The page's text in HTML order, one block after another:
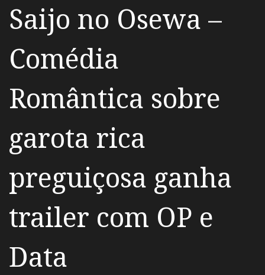
Saijo no Osewa –
Comédia
Romântica sobre
garota rica
preguiçosa ganha
trailer com OP e
Data